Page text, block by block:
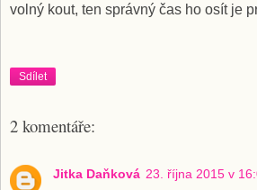
volný kout, ten správný čas ho osít je
Sdílet
2 komentáře:
Jitka Daňková 23. října 2015 v